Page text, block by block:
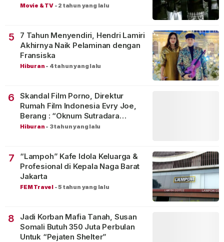
Movie & TV - 2 tahun yang lalu
5
7 Tahun Menyendiri, Hendri Lamiri
Akhirnya Naik Pelaminan dengan
Fransiska
Hiburan - 4 tahun yang lalu
6
Skandal Film Porno, Direktur
Rumah Film Indonesia Evry Joe,
Berang : “Oknum Sutradara
Merusak Perfilman Indonesia”!
Hiburan - 3 tahun yang lalu
7
“Lampoh” Kafe Idola Keluarga &
Profesional di Kepala Naga Barat
Jakarta
FEM Travel -5 tahun yang lalu
8
Jadi Korban Mafia Tanah, Susan
Somali Butuh 350 Juta Perbulan
Untuk “Pejaten Shelter”